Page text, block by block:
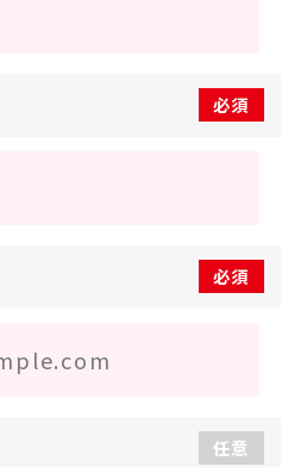
必須
必須
任意